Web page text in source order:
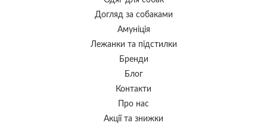
Догляд за собаками
Амуніція
Лежанки та підстилки
Бренди
Блог
Контакти
Про нас
Акції та знижки